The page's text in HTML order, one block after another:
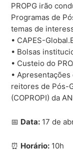
PROPG irão
Programas de
temas de
•⁠ ⁠CAPES-
•⁠ ⁠Bolsas
•⁠ ⁠Custeio do
•⁠
reitores de Pós-
(COPROPI) da
📅 Data: 17 de
⏰ Horário: 10h